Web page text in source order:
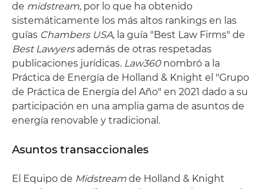
de midstream, por lo que ha obtenido
sistemáticamente los más altos rankings en las
guías Chambers USA, la guía "Best Law Firms" de
Best Lawyersademás de otras respetadas
publicaciones jurídicas. Law360nombró a la
Práctica de Energía de Holland & Knight el "Grupo
de Práctica de Energía del Año" en 2021 dado a su
participación en una amplia gama de asuntos de
energía renovable y tradicional.
Asuntos transaccionales
El Equipo de Midstream de Holland & Knight